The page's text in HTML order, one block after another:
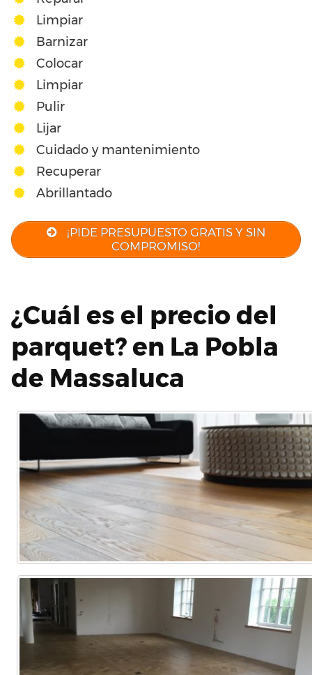
Limpiar
Barnizar
Colocar
Limpiar
Pulir
Lijar
Cuidado y mantenimiento
Recuperar
Abrillantado
¡PIDE PRESUPUESTO GRATIS Y SIN
COMPROMISO!
¿Cuál es el precio del
parquet? en La Pobla
de Massaluca